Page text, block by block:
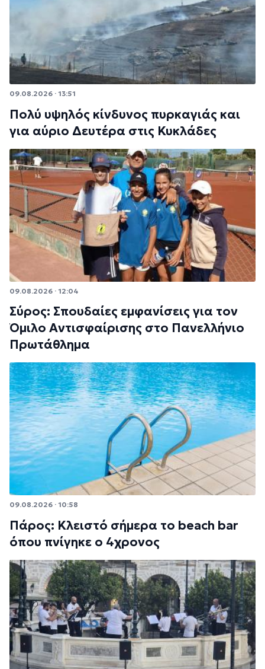
09.08.2026 · 13:51
Πολύ υψηλός κίνδυνος πυρκαγιάς και
για αύριο Δευτέρα στις Κυκλάδες
09.08.2026 · 12:04
Σύρος: Σπουδαίες εμφανίσεις για τον
Όμιλο Αντισφαίρισης στο Πανελλήνιο
Πρωτάθλημα
09.08.2026 · 10:58
Πάρος: Κλειστό σήμερα το beach bar
όπου πνίγηκε ο 4χρονος